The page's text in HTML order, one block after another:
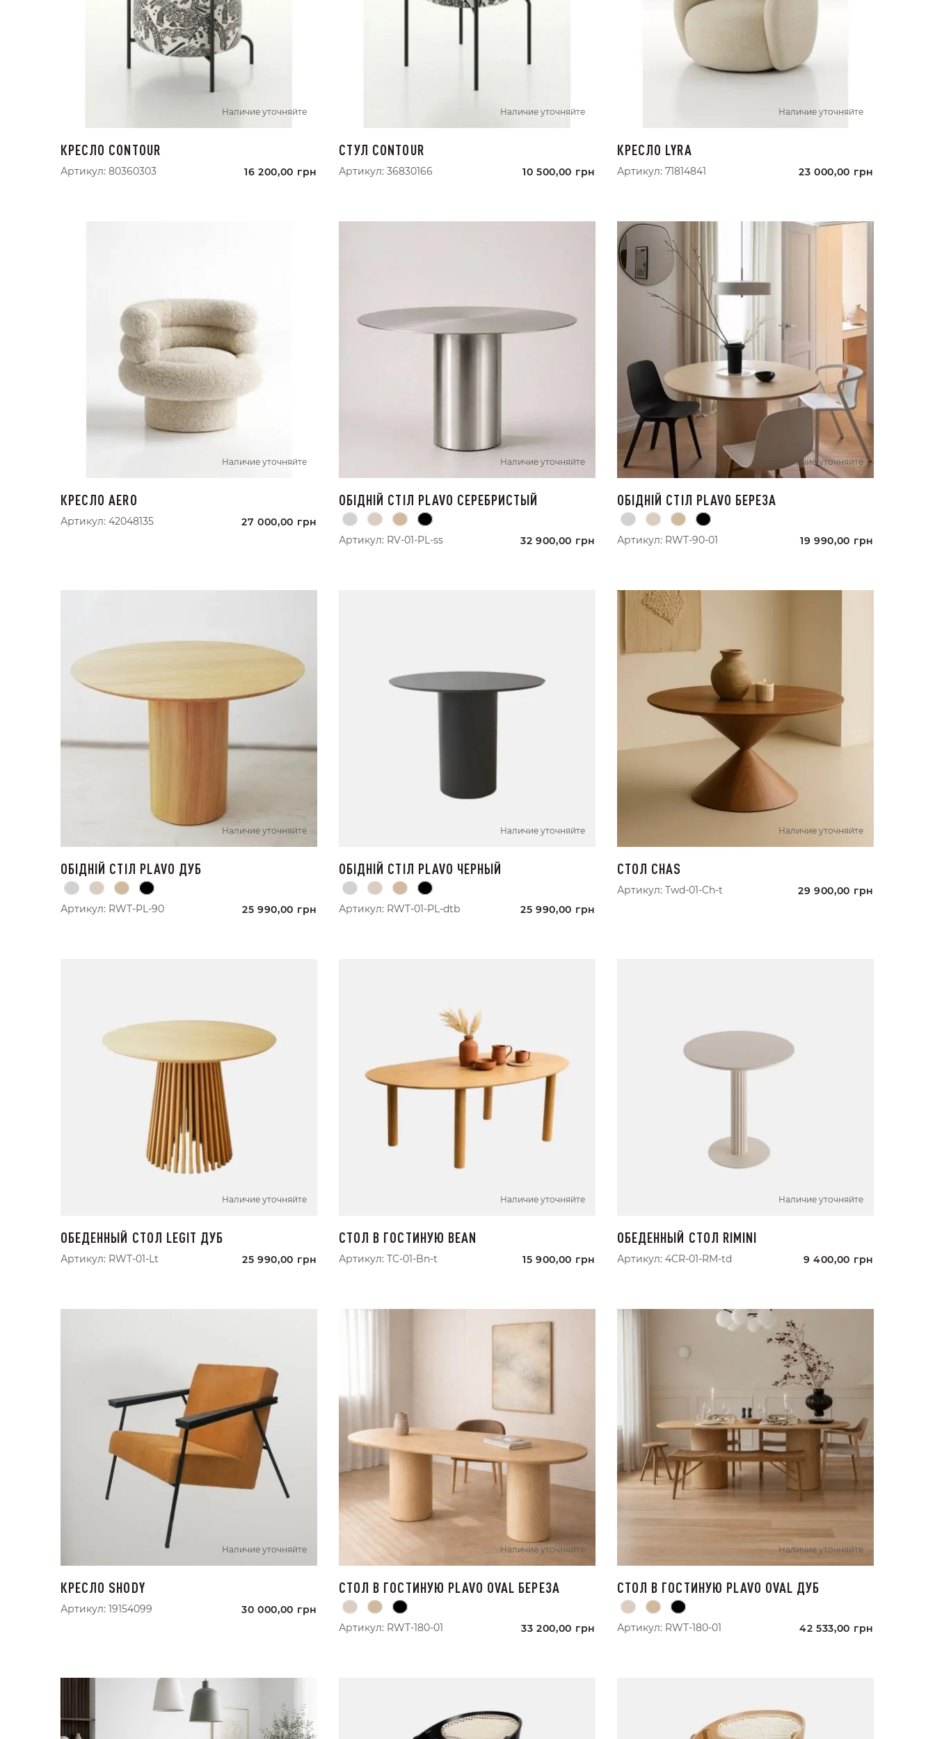
Наличие уточняйте
КРЕСЛО CONTOUR
Артикул: 80360303 16 200,00 грн
Наличие уточняйте
СТУЛ CONTOUR
Артикул: 36830166 10 500,00 грн
Наличие уточняйте
КРЕСЛО LYRA
Артикул: 71814841 23 000,00 грн
Наличие уточняйте
КРЕСЛО AERO
Артикул: 42048135 27 000,00 грн
Наличие уточняйте
ОБІДНІЙ СТІЛ PLAVO СЕРЕБРИСТЫЙ
Артикул: RV-01-PL-ss 32 900,00 грн
Наличие уточняйте
ОБІДНІЙ СТІЛ PLAVO БЕРЕЗА
Артикул: RWT-90-01 19 990,00 грн
Наличие уточняйте
ОБІДНІЙ СТІЛ PLAVO ДУБ
Артикул: RWT-PL-90 25 990,00 грн
Наличие уточняйте
ОБІДНІЙ СТІЛ PLAVO ЧЕРНЫЙ
Артикул: RWT-01-PL-dtb 25 990,00 грн
Наличие уточняйте
СТОЛ CHAS
Артикул: Twd-01-Ch-t 29 900,00 грн
Наличие уточняйте
ОБЕДЕННЫЙ СТОЛ LEGIT ДУБ
Артикул: RWT-01-Lt 25 990,00 грн
Наличие уточняйте
СТОЛ В ГОСТИНУЮ BEAN
Артикул: TC-01-Bn-t 15 900,00 грн
Наличие уточняйте
ОБЕДЕННЫЙ СТОЛ RIMINI
Артикул: 4CR-01-RM-td 9 400,00 грн
Наличие уточняйте
КРЕСЛО SHODY
Артикул: 19154099 30 000,00 грн
Наличие уточняйте
СТОЛ В ГОСТИНУЮ PLAVO OVAL БЕРЕЗА
Артикул: RWT-180-01 33 200,00 грн
Наличие уточняйте
СТОЛ В ГОСТИНУЮ PLAVO OVAL ДУБ
Артикул: RWT-180-01 42 533,00 грн